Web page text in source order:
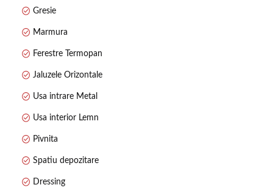
Gresie
Marmura
Ferestre Termopan
Jaluzele Orizontale
Usa intrare Metal
Usa interior Lemn
Pivnita
Spatiu depozitare
Dressing